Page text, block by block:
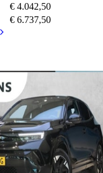
€ 4.042,50
€ 6.737,50